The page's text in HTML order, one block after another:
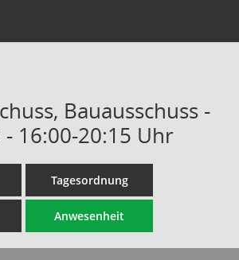
Bauausschuss -
16:00-20:15 Uhr
Tagesordnung
Anwesenheit